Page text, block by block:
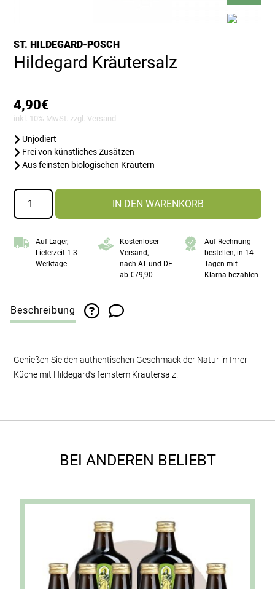
ST. HILDEGARD-POSCH
Hildegard Kräutersalz
4,90€
inkl. 10% MwSt. zzgl.Versand
Unjodiert
Frei von künstliches Zusätzen
Aus feinsten biologischen Kräutern
Hildegard
Kräutersalz
Menge
IN DEN WARENKORB
Auf Lager,
Lieferzeit 1-3
Werktage
Kostenloser
Versand,
nach AT und DE
ab €79,90
Auf Rechnung
bestellen, in 14
Tagen mit
Klarna bezahlen
Beschreibung
Genießen Sie den authentischen Geschmack der Natur in Ihrer
Küche mit Hildegard’s feinstem Kräutersalz.
BEI ANDEREN BELIEBT